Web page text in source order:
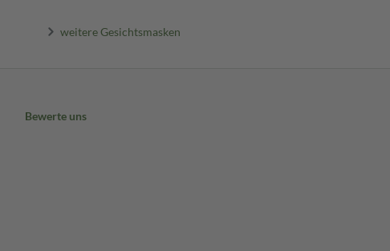
weitere Gesichtsmasken
Bewerte uns